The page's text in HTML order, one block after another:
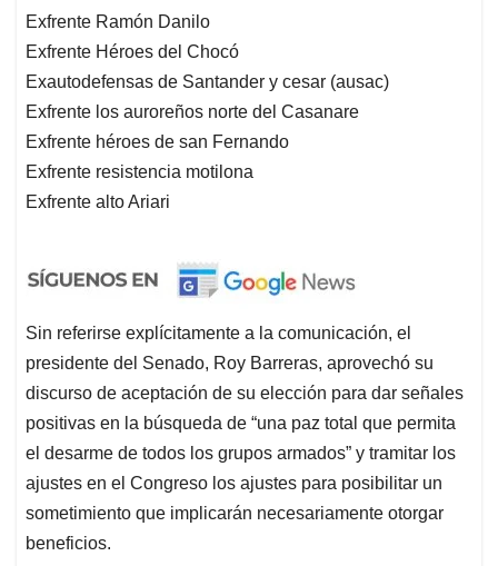
Exfrente Ramón Danilo
Exfrente Héroes del Chocó
Exautodefensas de Santander y cesar (ausac)
Exfrente los auroreños norte del Casanare
Exfrente héroes de san Fernando
Exfrente resistencia motilona
Exfrente alto Ariari
Sin referirse explícitamente a la comunicación, el
presidente del Senado, Roy Barreras, aprovechó su
discurso de aceptación de su elección para dar señales
positivas en la búsqueda de “una paz total que permita
el desarme de todos los grupos armados” y tramitar los
ajustes en el Congreso los ajustes para posibilitar un
sometimiento que implicarán necesariamente otorgar
beneficios.